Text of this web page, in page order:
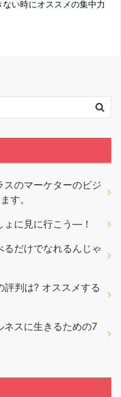
い時にオススメの集中力
スのマーケターのビジ
す。
ょに見に行こう―！
だけでなれるんじゃ
評判は? オススメする
ネスに生きるための7